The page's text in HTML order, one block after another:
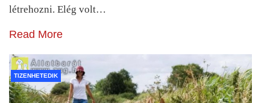
létrehozni. Elég volt…
Read More
TIZENHETEDIK